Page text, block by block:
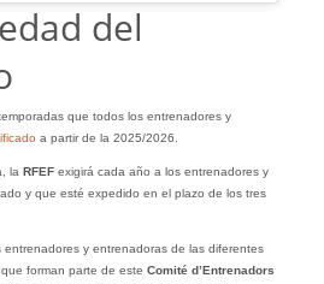
del
que todos los entrenadores y
a partir de la 2025/2026.
la RFEFexigirá cada año a los entrenadores y
y que esté expedido en el plazo de los tres
y entrenadoras de las diferentes
forman parte de este Comité d’Entrenadors